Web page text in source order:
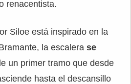
renacentista.
Siloe está inspirado en la
la escalera se
un primer tramo que desde
hasta el descansillo